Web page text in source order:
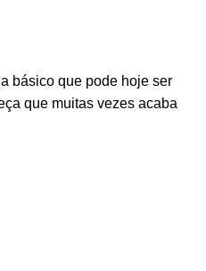
básico que pode hoje ser
que muitas vezes acaba